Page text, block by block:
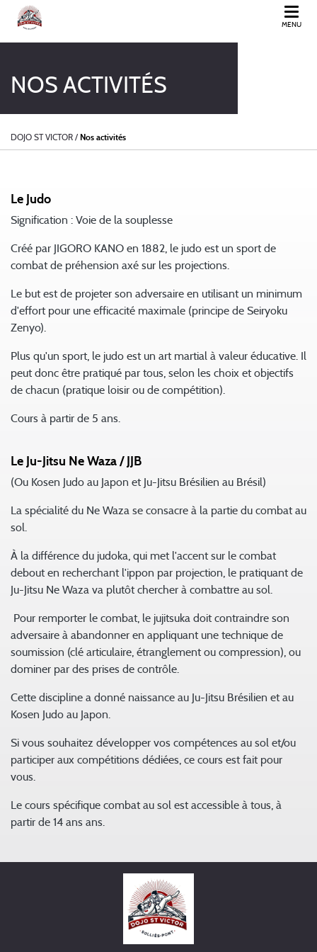
MENU
NOS ACTIVITÉS
DOJO ST VICTOR / Nos activités
Le Judo
Signification : Voie de la souplesse
Créé par JIGORO KANO en 1882, le judo est un sport de
combat de préhension axé sur les projections.
Le but est de projeter son adversaire en utilisant un minimum
d'effort pour une efficacité maximale (principe de Seiryoku
Zenyo).
Plus qu'un sport, le judo est un art martial à valeur éducative. Il
peut donc être pratiqué par tous, selon les choix et objectifs
de chacun (pratique loisir ou de compétition).
Cours à partir de 5 ans.
Le Ju-Jitsu Ne Waza / JJB
(Ou Kosen Judo au Japon et Ju-Jitsu Brésilien au Brésil)
La spécialité du Ne Waza se consacre à la partie du combat au
sol.
À la différence du judoka, qui met l'accent sur le combat
debout en recherchant l'ippon par projection, le pratiquant de
Ju-Jitsu Ne Waza va plutôt chercher à combattre au sol.
Pour remporter le combat, le jujitsuka doit contraindre son
adversaire à abandonner en appliquant une technique de
soumission (clé articulaire, étranglement ou compression), ou
dominer par des prises de contrôle.
Cette discipline a donné naissance au Ju-Jitsu Brésilien et au
Kosen Judo au Japon.
Si vous souhaitez développer vos compétences au sol et/ou
participer aux compétitions dédiées, ce cours est fait pour
vous.
Le cours spécifique combat au sol est accessible à tous, à
partir de 14 ans ans.